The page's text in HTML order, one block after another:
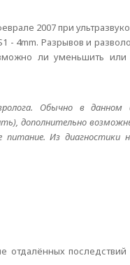
2007 при
- 4mm. Разрывов и
ли уменьшить или
Обычно в данном
дополнительно
питание. Из диагностики
отдалённых